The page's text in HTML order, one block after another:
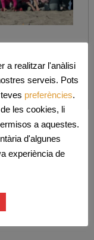
a realitzar l'anàlisi
serveis. Pots
preferències.
les cookies, li
a aquestes.
d'algunes
experiència de